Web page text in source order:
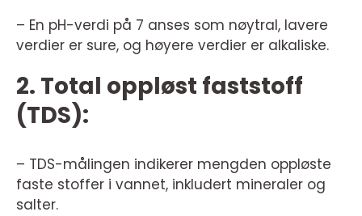
– En pH-verdi på 7 anses som nøytral, lavere
verdier er sure, og høyere verdier er alkaliske.
2. Total oppløst faststoff
(TDS):
– TDS-målingen indikerer mengden oppløste
faste stoffer i vannet, inkludert mineraler og
salter.